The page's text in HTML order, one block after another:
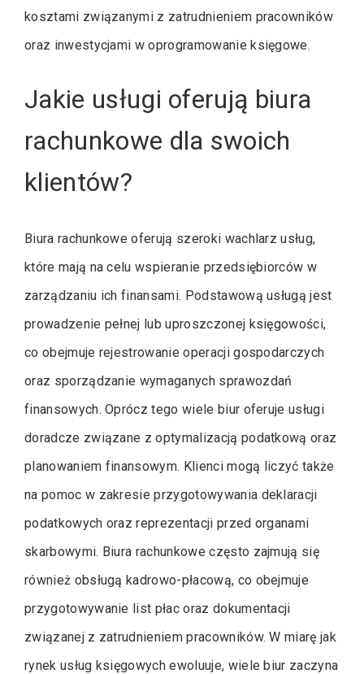
kosztami związanymi z zatrudnieniem pracowników
oraz inwestycjami w oprogramowanie księgowe.
Jakie usługi oferują biura
rachunkowe dla swoich
klientów?
Biura rachunkowe oferują szeroki wachlarz usług,
które mają na celu wspieranie przedsiębiorców w
zarządzaniu ich finansami. Podstawową usługą jest
prowadzenie pełnej lub uproszczonej księgowości,
co obejmuje rejestrowanie operacji gospodarczych
oraz sporządzanie wymaganych sprawozdań
finansowych. Oprócz tego wiele biur oferuje usługi
doradcze związane z optymalizacją podatkową oraz
planowaniem finansowym. Klienci mogą liczyć także
na pomoc w zakresie przygotowywania deklaracji
podatkowych oraz reprezentacji przed organami
skarbowymi. Biura rachunkowe często zajmują się
również obsługą kadrowo-płacową, co obejmuje
przygotowywanie list płac oraz dokumentacji
związanej z zatrudnieniem pracowników. W miarę jak
rynek usług księgowych ewoluuje, wiele biur zaczyna